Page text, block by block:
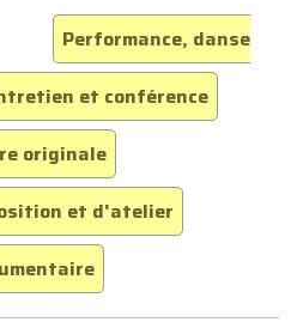
Performance, danse
et conférence
originale
et d'atelier